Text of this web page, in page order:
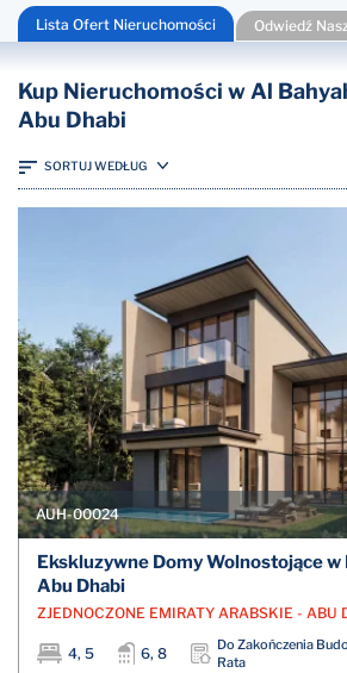
Lista Ofert Nieruchomości Odwiedź
Kup Nieruchomości w Al
Abu Dhabi
SORTUJ WEDŁUG
AUH-00024
Ekskluzywne Domy Wolnostojące w
Abu Dhabi
ZJEDNOCZONE EMIRATY ARABSKIE - ABU
4, 5 6, 8
Do Zakończenia
Rata